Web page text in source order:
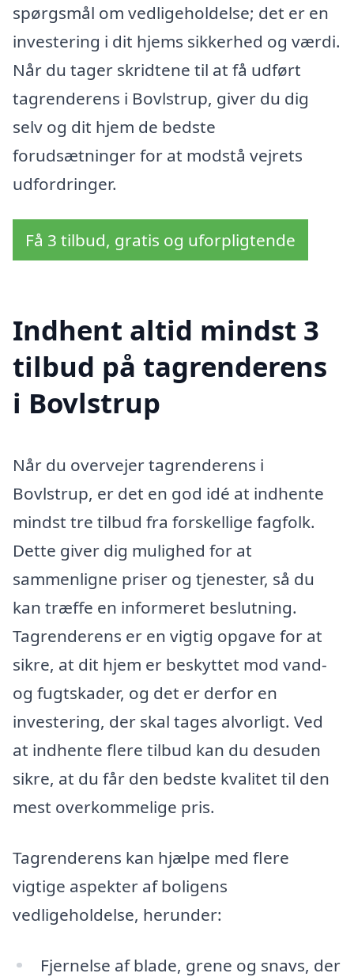
spørgsmål om vedligeholdelse; det er en
investering i dit hjems sikkerhed og værdi.
Når du tager skridtene til at få udført
tagrenderens i Bovlstrup, giver du dig
selv og dit hjem de bedste
forudsætninger for at modstå vejrets
udfordringer.
Få 3 tilbud, gratis og uforpligtende
Indhent altid mindst 3
tilbud på tagrenderens
i Bovlstrup
Når du overvejer tagrenderens i
Bovlstrup, er det en god idé at indhente
mindst tre tilbud fra forskellige fagfolk.
Dette giver dig mulighed for at
sammenligne priser og tjenester, så du
kan træffe en informeret beslutning.
Tagrenderens er en vigtig opgave for at
sikre, at dit hjem er beskyttet mod vand-
og fugtskader, og det er derfor en
investering, der skal tages alvorligt. Ved
at indhente flere tilbud kan du desuden
sikre, at du får den bedste kvalitet til den
mest overkommelige pris.
Tagrenderens kan hjælpe med flere
vigtige aspekter af boligens
vedligeholdelse, herunder:
Fjernelse af blade, grene og snavs, der